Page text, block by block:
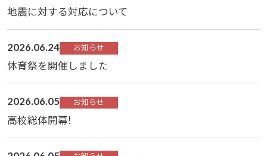
地震に対する対応について
2026.06.24 お知らせ
体育祭を開催しました
2026.06.05 お知らせ
高校総体開幕!